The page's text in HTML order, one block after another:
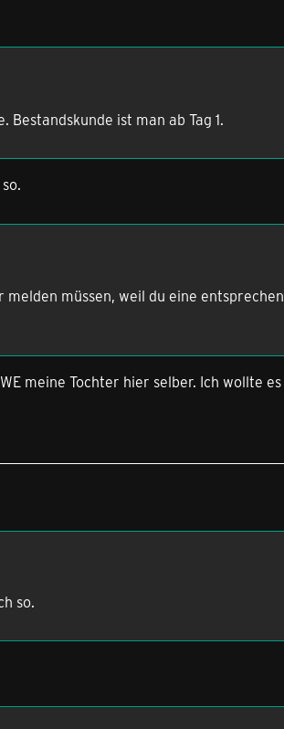
ist man ab Tag 1.
müssen, weil du eine
meine Tochter hier selber. Ich wollte
so.